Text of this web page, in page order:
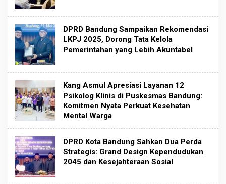
DPRD Bandung Sampaikan Rekomendasi
LKPJ 2025, Dorong Tata Kelola
Pemerintahan yang Lebih Akuntabel
Kang Asmul Apresiasi Layanan 12
Psikolog Klinis di Puskesmas Bandung:
Komitmen Nyata Perkuat Kesehatan
Mental Warga
DPRD Kota Bandung Sahkan Dua Perda
Strategis: Grand Design Kependudukan
2045 dan Kesejahteraan Sosial